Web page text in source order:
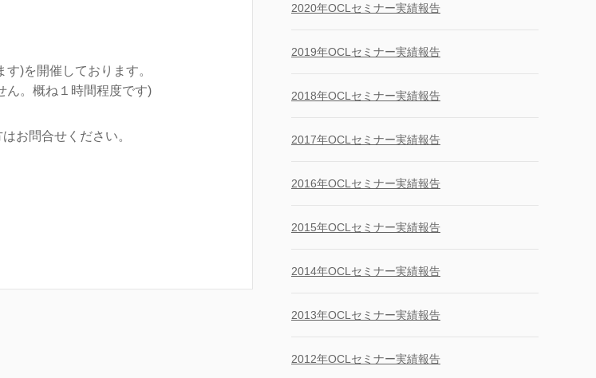
)を開催しております。
ん。概ね１時間程度です)
お問合せください。
2020年OCLセミナー実績報告
2019年OCLセミナー実績報告
2018年OCLセミナー実績報告
2017年OCLセミナー実績報告
2016年OCLセミナー実績報告
2015年OCLセミナー実績報告
2014年OCLセミナー実績報告
2013年OCLセミナー実績報告
2012年OCLセミナー実績報告